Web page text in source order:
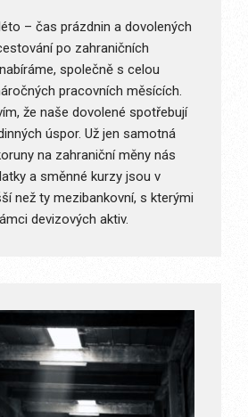
– čas prázdnin a dovolených
po zahraničních
společně s celou
pracovních měsících.
že naše dovolené spotřebují
úspor. Už jen samotná
na zahraniční měny nás
a směnné kurzy jsou v
než ty mezibankovní, s kterými
devizových aktiv.